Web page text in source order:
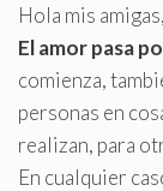
Hola mis amigas,
El amor pasa
comienza,
personas en
realizan, para
En cualquier